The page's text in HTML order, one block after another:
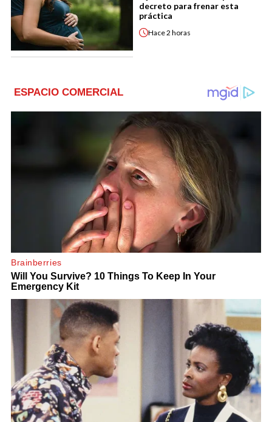
decreto para frenar esta
práctica
Hace2 horas